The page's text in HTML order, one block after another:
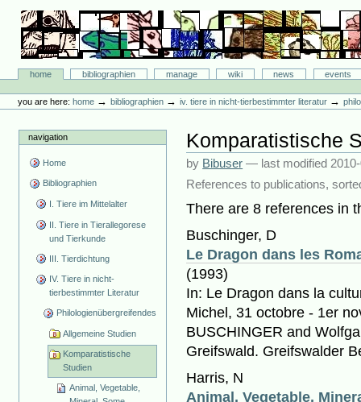
content.
navigation
Bibliographie-Portal
Sectionshome bibliographien manage wiki news
events
tools
you are here: home →bibliographien →iv. tiere in nicht-tierbestimmter literatur →
navigation
Home
Bibliographien
I. Tiere im Mittelalter
II. Tiere in Tierallegorese
und Tierkunde
III. Tierdichtung
IV. Tiere in nicht-
tierbestimmter Literatur
Philologienübergreifendes
Allgemeine Studien
Komparatistische
Studien
Animal, Vegetable,
Komparatistische
by Bibuser — last modified
References to publications,
There are 8 references in
Buschinger, D
Le Dragon dans les
(1993)
In: Le Dragon dans la
Michel, 31 octobre - 1er
BUSCHINGER and
Greifswald. Greifswalder
Harris, N
Animal, Vegetable,